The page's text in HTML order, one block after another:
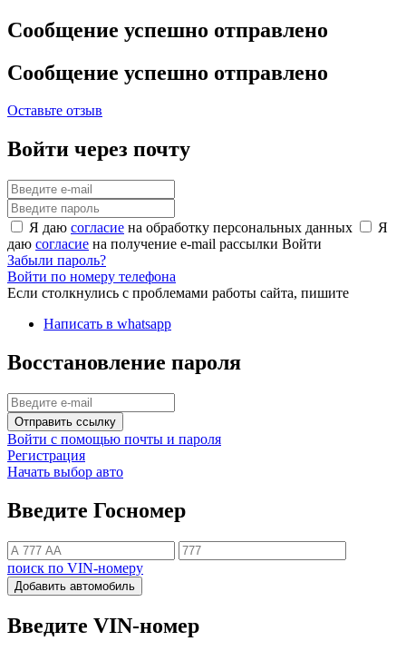
Сообщение успешно отправлено
Сообщение успешно отправлено
Оставьте отзыв
Войти через почту
Я даю согласие на обработку персональных данных
Я
даю согласие на получение e-mail рассылки Войти
Забыли пароль?
Войти по номеру телефона
Если столкнулись с проблемами работы сайта, пишите
Написать в whatsapp
Восстановление пароля
Отправить ссылку
Войти с помощью почты и пароля
Регистрация
Начать выбор авто
Введите Госномер
поиск по VIN-номеру
Добавить автомобиль
Введите VIN-номер